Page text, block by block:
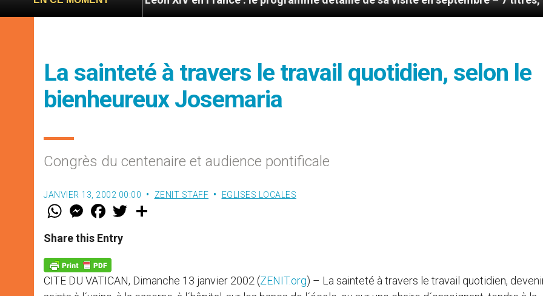
La sainteté à travers le travail quotidien, selon le
bienheureux Josemaria
Congrès du centenaire et audience pontificale
JANVIER 13, 2002 00:00 ZENIT STAFF EGLISES LOCALES
W
t
s
p
p
M
e
s
e
g
e
r
F
a
e
b
k
w
Share this Entry
CITE DU VATICAN, Dimanche 13 janvier 2002 (ZENIT.org) – La sainteté à travers le travail quotidien,